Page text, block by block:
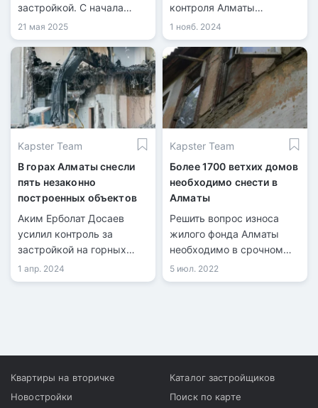
застройкой. С начала
2022 года снесено почти
90 объектов,
построенных без
разрешений. Особое
внимание — горным
районам, где нарушения
особенно опасны с точки
зрения
сейсмобезопасности.
21 мая 2025
контроля Алматы
продолжает снос
незаконных построек,
возведённых с
нарушениями. Очередная
проверка выявила
нарушения в
строительстве объектов.
1 нояб. 2024
Kapster Team
В горах Алматы снесли
пять незаконно
построенных объектов
Аким Ерболат Досаев
усилил контроль за
застройкой на горных
склонах и в предгорье
города Алматы.
1 апр. 2024
Kapster Team
Более 1700 ветхих домов
необходимо снести в
Алматы
Решить вопрос износа
жилого фонда Алматы
необходимо в срочном
порядке. Реновация
ветхого жилья включена в
Об этом рассказал аким
города Ерболат Досаев.
5 июл. 2022
Квартиры на вторичке
Новостройки
Каталог застройщиков
Поиск по карте